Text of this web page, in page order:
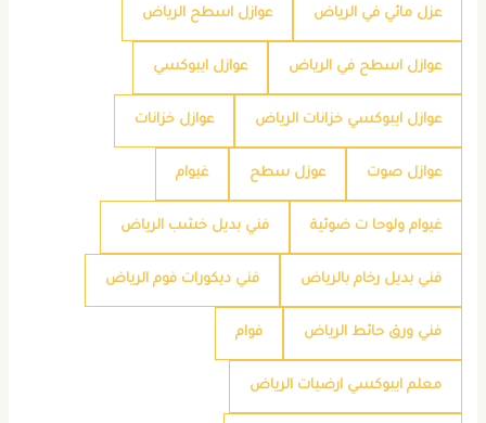
عزل مائي في الرياض عوازل اسطح الرياض
عوازل اسطح في الرياض عوازل ايبوكسي
عوازل ايبوكسي خزانات الرياض عوازل خزانات
عوازل صوت عوزل سطح غيوام
غيوام ولوحا ت ضوئية فني بديل خشب الرياض
فني بديل رخام بالرياض فني ديكورات فوم الرياض
فني ورق حائط الرياض فوام
معلم ايبوكسي ارضيات الرياض